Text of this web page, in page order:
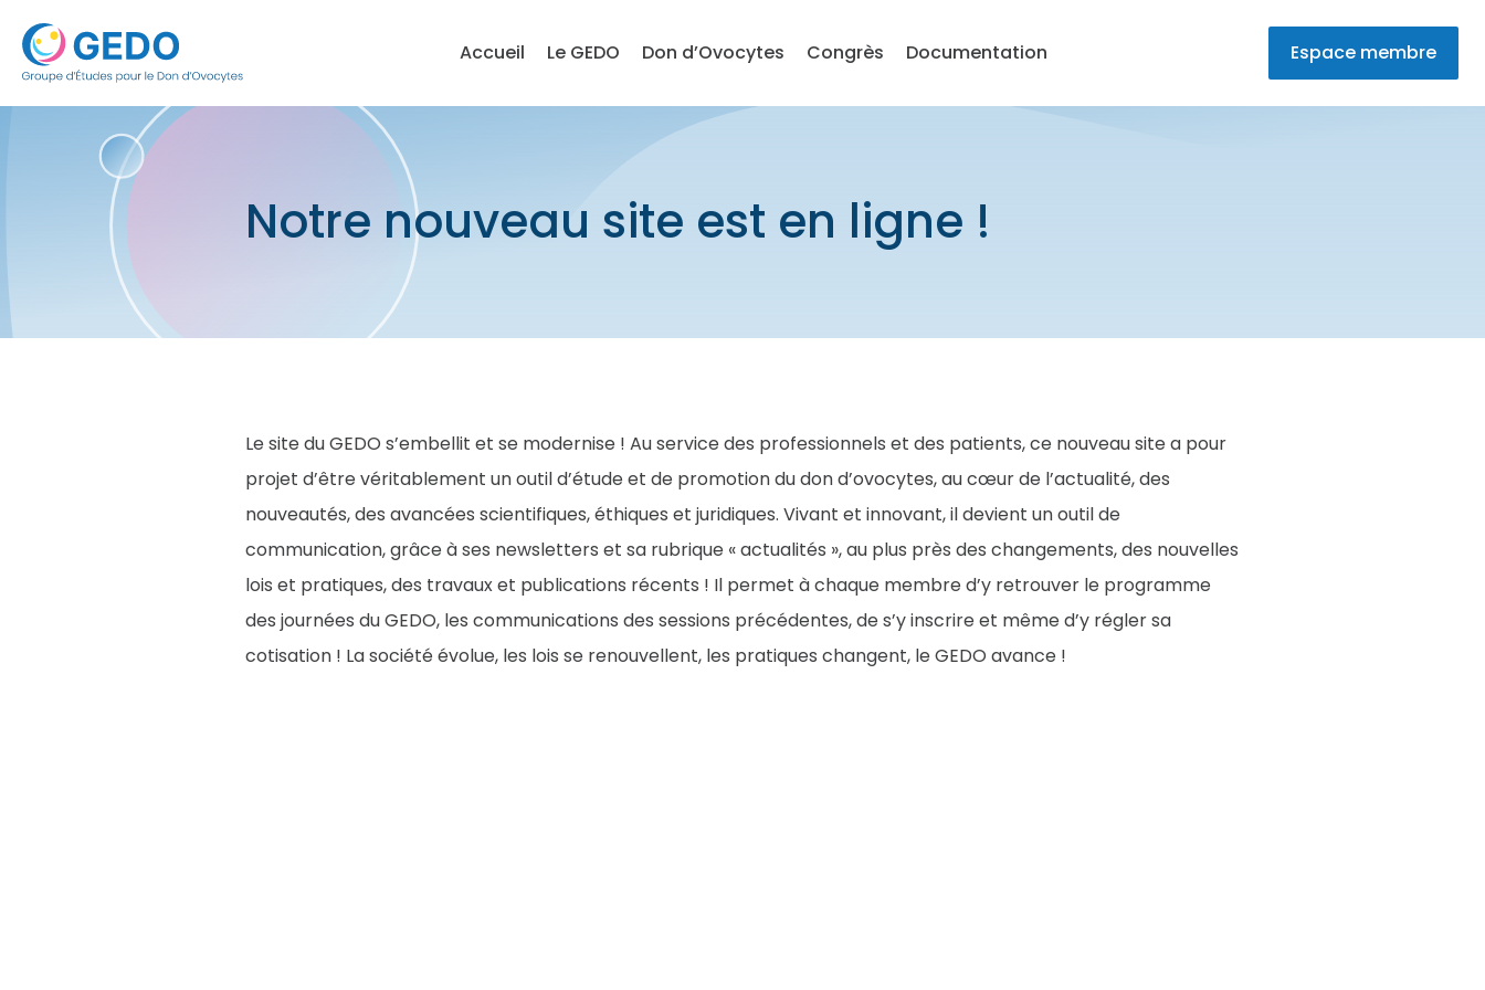
Accueil
Le GEDO Don d’Ovocytes Congrès Documentation Espace membre
Notre nouveau site est en ligne !
Le site du GEDO s’embellit et se modernise ! Au service des professionnels et des patients, ce nouveau site a pour
projet d’être véritablement un outil d’étude et de promotion du don d’ovocytes, au cœur de l’actualité, des
nouveautés, des avancées scientifiques, éthiques et juridiques. Vivant et innovant, il devient un outil de
communication, grâce à ses newsletters et sa rubrique « actualités », au plus près des changements, des nouvelles
lois et pratiques, des travaux et publications récents ! Il permet à chaque membre d’y retrouver le programme
des journées du GEDO, les communications des sessions précédentes, de s’y inscrire et même d’y régler sa
cotisation ! La société évolue, les lois se renouvellent, les pratiques changent, le GEDO avance !